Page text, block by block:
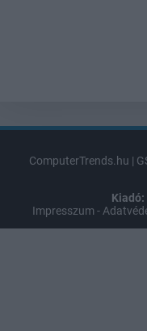
ComputerTrends.hu |
Kiadó:
Impresszum -